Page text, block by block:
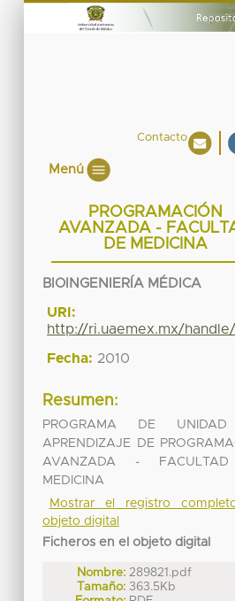
Contacto
Menú
PROGRAMACIÓN
AVANZADA -
DE MEDICINA
BIOINGENIERÍA MÉDICA
URI:
http://ri.uaemex.mx/
Fecha: 2010
Resumen:
PROGRAMA DE
APRENDIZAJE DE
AVANZADA -
MEDICINA
Mostrar el registro
objeto digital
Ficheros en el objeto digital
Nombre: 289821.pdf
Tamaño: 363.5Kb